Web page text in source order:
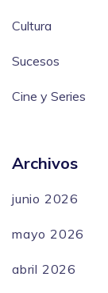
Cultura
Sucesos
Cine y Series
Archivos
junio 2026
mayo 2026
abril 2026